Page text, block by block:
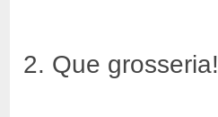
2. Que grosseria!